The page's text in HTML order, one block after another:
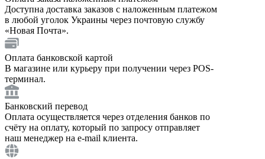
Доступна доставка заказов с наложенным платежом
в любой уголок Украины через почтовую службу
«Новая Почта».
Оплата банковской картой
В магазине или курьеру при получении через POS-
терминал.
Банковский перевод
Оплата осуществляется через отделения банков по
счёту на оплату, который по запросу отправляет
наш менеджер на e-mail клиента.